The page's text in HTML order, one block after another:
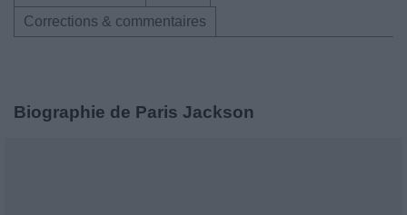
Corrections & commentaires
Biographie de Paris Jackson